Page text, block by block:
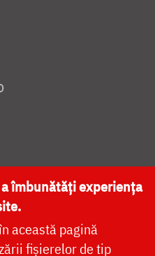
NAȚIONALĂ
îmbunătăți experiența
această pagină
fișierelor de tip